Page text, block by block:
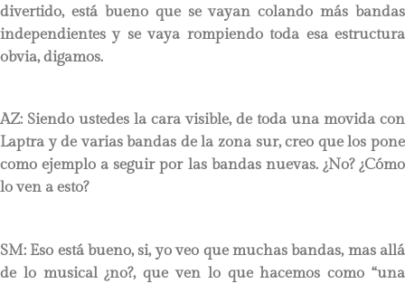
divertido, está bueno que se vayan colando más bandas
independientes y se vaya rompiendo toda esa estructura
obvia, digamos.
AZ: Siendo ustedes la cara visible, de toda una movida con
Laptra y de varias bandas de la zona sur, creo que los pone
como ejemplo a seguir por las bandas nuevas. ¿No? ¿Cómo
lo ven a esto?
SM: Eso está bueno, si, yo veo que muchas bandas, mas allá
de lo musical ¿no?, que ven lo que hacemos como “una